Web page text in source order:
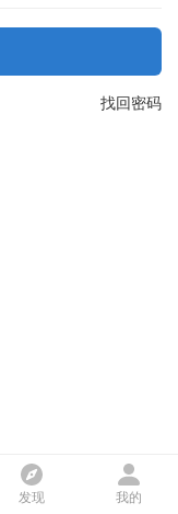
找回密码
发现 我的